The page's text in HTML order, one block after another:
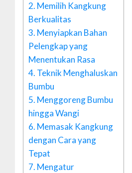
2. Memilih Kangkung
Berkualitas
3. Menyiapkan Bahan
Pelengkap yang
Menentukan Rasa
4. Teknik Menghaluskan
Bumbu
5. Menggoreng Bumbu
hingga Wangi
6. Memasak Kangkung
dengan Cara yang
Tepat
7. Mengatur